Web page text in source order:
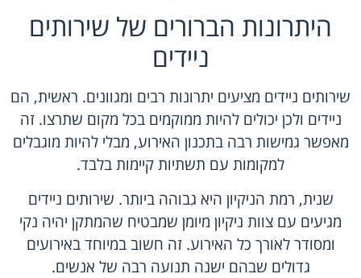
היתרונות הברורים של שירותים
ניידים
שירותים ניידים מציעים יתרונות רבים ומגוונים. ראשית, הם
ניידים ולכן יכולים להיות ממוקמים בכל מקום שתרצו. זה
מאפשר גמישות רבה בתכנון האירוע, מבלי להיות מוגבלים
למקומות עם תשתיות קיימות בלבד.
שנית, רמת הניקיון היא גבוהה ביותר. שירותים ניידים
מגיעים עם צוות ניקיון מיומן שמבטיח שהמתקן יהיה נקי
ומסודר לאורך כל האירוע. זה חשוב במיוחד באירועים
גדולים שבהם ישנה תנועה רבה של אנשים.